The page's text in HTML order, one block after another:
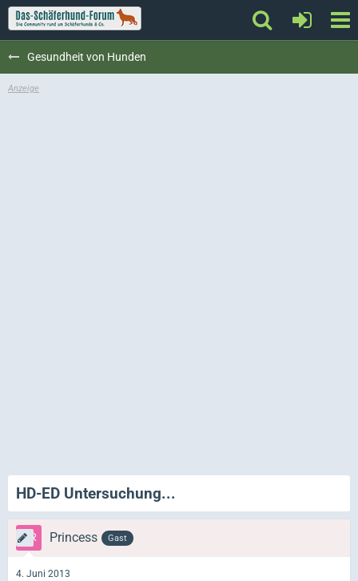
Gesundheit von Hunden
HD-ED Untersuchung...
Princess Gast
4. Juni 2013